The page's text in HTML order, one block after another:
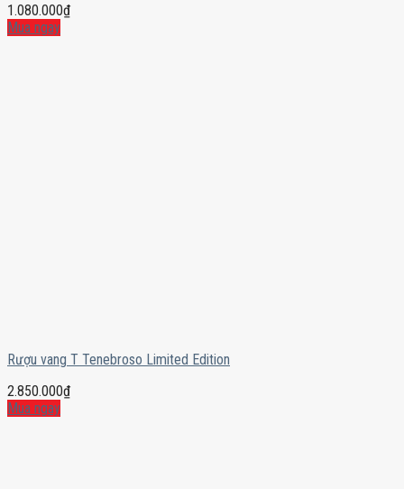
1.080.000₫
Mua ngay
Rượu vang T Tenebroso Limited Edition
2.850.000₫
Mua ngay